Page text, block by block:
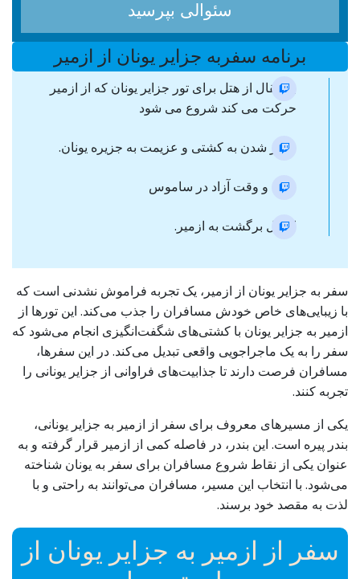
سئوالی بپرسید
برنامه سفربه جزایر یونان از ازمیر
با انتقال از هتل برای تور جزایر یونان که از ازمیر
حرکت می کند شروع می شود
سوار شدن به کشتی و عزیمت به جزیره یونان.
ورود و وقت آزاد در ساموس
انتقال برگشت به ازمیر.
سفر به جزایر یونان از ازمیر، یک تجربه فراموش نشدنی است که
با زیبایی‌های خاص خودش مسافران را جذب می‌کند. این تورها از
ازمیر به جزایر یونان با کشتی‌های شگفت‌انگیزی انجام می‌شود که
سفر را به یک ماجراجویی واقعی تبدیل می‌کند. در این سفرها،
مسافران فرصت دارند تا جذابیت‌های فراوانی از جزایر یونانی را
تجربه کنند.
یکی از مسیرهای معروف برای سفر از ازمیر به جزایر یونانی،
بندر پیره است. این بندر، در فاصله کمی از ازمیر قرار گرفته و به
عنوان یکی از نقاط شروع مسافران برای سفر به یونان شناخته
می‌شود. با انتخاب این مسیر، مسافران می‌توانند به راحتی و با
لذت به مقصد خود برسند.
سفر از ازمیر به جزایر یونان از